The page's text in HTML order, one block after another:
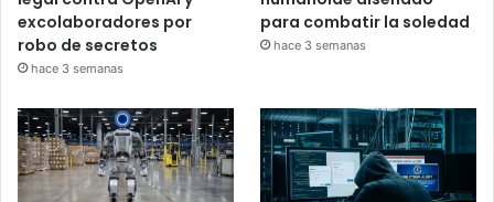
excolaboradores por
robo de secretos
hace 3 semanas
para combatir la soledad
hace 3 semanas